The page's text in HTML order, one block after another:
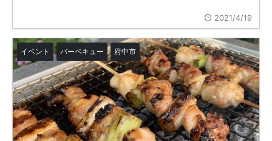
2021/4/19
イベント バーベキュー 府中市